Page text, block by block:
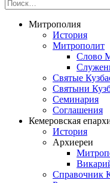
Митрополия
История
Митрополит
Слово
Святые
Святыни
Семинария
Соглашения
Кемеровская
История
Архиереи
Справочник